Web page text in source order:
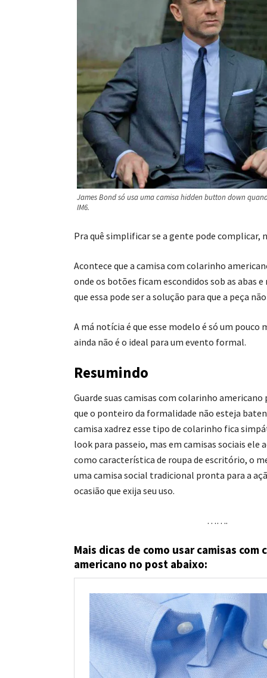
James Bond só usa uma camisa hidden button down
IM6.
Pra quê simplificar se a gente pode complicar,
Acontece que a camisa com colarinho
onde os botões ficam escondidos sob as abas
que essa pode ser a solução para que a peça
A má notícia é que esse modelo é só um pouco
ainda não é o ideal para um evento formal.
Resumindo
Guarde suas camisas com colarinho
que o ponteiro da formalidade não esteja
camisa xadrez esse tipo de colarinho fica
look para passeio, mas em camisas sociais ele
como característica de roupa de escritório, o
uma camisa social tradicional pronta para a
ocasião que exija seu uso.
…….
Mais dicas de como usar camisas com
americano no post abaixo: